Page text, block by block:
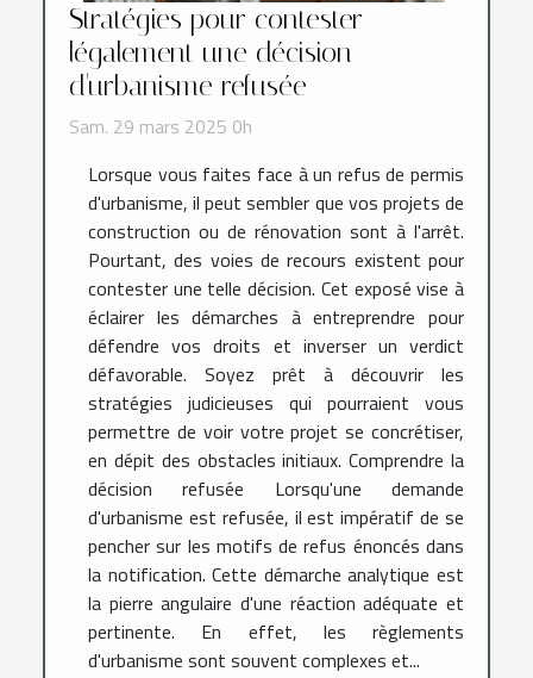
Stratégies pour contester
légalement une décision
d'urbanisme refusée
Sam. 29 mars 2025 0h
Lorsque vous faites face à un refus de permis
d'urbanisme, il peut sembler que vos projets de
construction ou de rénovation sont à l'arrêt.
Pourtant, des voies de recours existent pour
contester une telle décision. Cet exposé vise à
éclairer les démarches à entreprendre pour
défendre vos droits et inverser un verdict
défavorable. Soyez prêt à découvrir les
stratégies judicieuses qui pourraient vous
permettre de voir votre projet se concrétiser,
en dépit des obstacles initiaux. Comprendre la
décision refusée Lorsqu'une demande
d'urbanisme est refusée, il est impératif de se
pencher sur les motifs de refus énoncés dans
la notification. Cette démarche analytique est
la pierre angulaire d'une réaction adéquate et
pertinente. En effet, les règlements
d'urbanisme sont souvent complexes et...